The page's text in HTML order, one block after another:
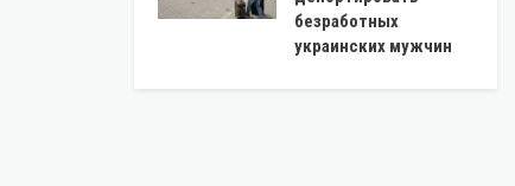
безработных
украинских мужчин